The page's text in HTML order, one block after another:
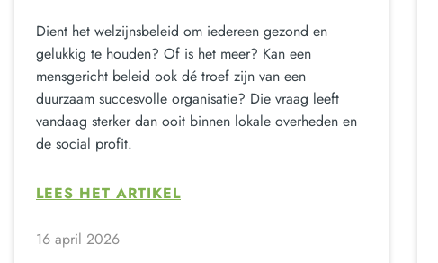
Dient het welzijnsbeleid om iedereen gezond en
gelukkig te houden? Of is het meer? Kan een
mensgericht beleid ook dé troef zijn van een
duurzaam succesvolle organisatie? Die vraag leeft
vandaag sterker dan ooit binnen lokale overheden en
de social profit.
LEES HET ARTIKEL
16 april 2026